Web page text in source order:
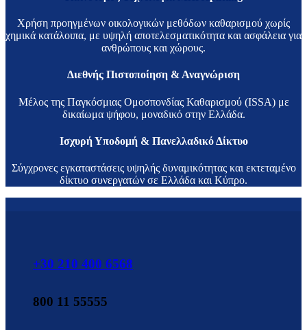
Χρήση προηγμένων οικολογικών μεθόδων καθαρισμού χωρίς
χημικά κατάλοιπα, με υψηλή αποτελεσματικότητα και ασφάλεια για
ανθρώπους και χώρους.
Διεθνής Πιστοποίηση & Αναγνώριση
Μέλος της Παγκόσμιας Ομοσπονδίας Καθαρισμού (ISSA) με
δικαίωμα ψήφου, μοναδικό στην Ελλάδα.
Ισχυρή Υποδομή & Πανελλαδικό Δίκτυο
Σύγχρονες εγκαταστάσεις υψηλής δυναμικότητας και εκτεταμένο
δίκτυο συνεργατών σε Ελλάδα και Κύπρο.
+30 210 400 6568
800 11 55555